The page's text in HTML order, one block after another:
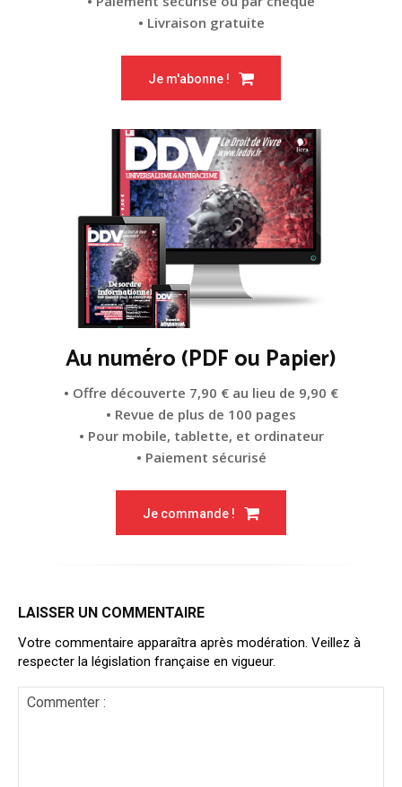
• Livraison gratuite
Je m'abonne !
Au numéro (PDF ou Papier)
• Offre découverte 7,90 € au lieu de 9,90 €
• Revue de plus de 100 pages
• Pour mobile, tablette, et ordinateur
• Paiement sécurisé
Je commande !
LAISSER UN COMMENTAIRE
Votre commentaire apparaîtra après modération. Veillez à
respecter la législation française en vigueur.